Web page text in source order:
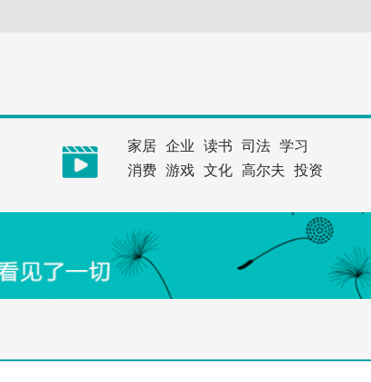
家居 企业 读书 司法 学习
消费 游戏 文化 高尔夫 投资